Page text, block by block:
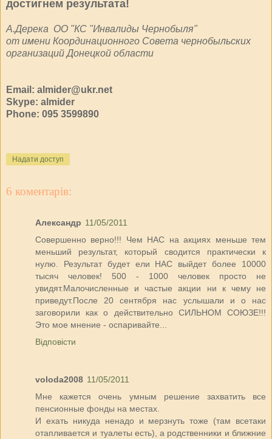
достигнем результата!
А.Дерека ОО "КС "Инвалиды Чернобыля"
от имени Координационного Совета чернобыльских
организаций Донецкой области
Email: almider@ukr.net
Skype: almider
Phone: 095 3599890
Надати доступ
6 коментарів:
Александр 11/05/2011
Совершенно верно!!! Чем НАС на акциях меньше тем
меньший результат, который сводится практически к
нулю. Результат будет ели НАС выйдет более 10000
тысяч человек! 500 - 1000 человек просто не
увидят.Малочисленные и частые акции ни к чему не
приведут.После 20 сентября нас услышали и о нас
заговорили как о действительно СИЛЬНОМ СОЮЗЕ!!!
Это мое мнение - оспаривайте...
Відповісти
voloda2008 11/05/2011
Мне кажется очень умным решение захватить все
пенсионные фонды на местах.
И ехать никуда ненадо и мерзнуть тоже (там всетаки
отапливается и туалеты есть), а родственники и ближние